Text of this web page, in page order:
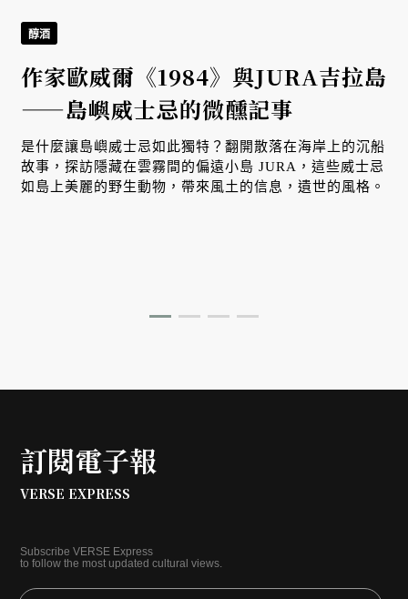
醇酒
作家歐威爾《1984》與JURA吉拉島
——島嶼威士忌的微醺記事
是什麼讓島嶼威士忌如此獨特？翻開散落在海岸上的沉船
故事，探訪隱藏在雲霧間的偏遠小島 JURA，這些威士忌
如島上美麗的野生動物，帶來風土的信息，遺世的風格。
訂閱電子報
VERSE EXPRESS
Subscribe VERSE Express
to follow the most updated cultural views.